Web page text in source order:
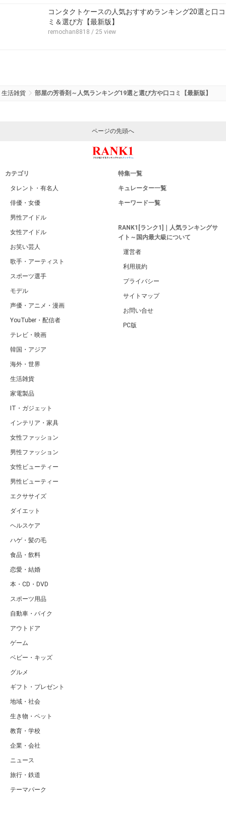
コンタクトケースの人気おすすめランキング20選と口コ
ミ＆選び方【最新版】
remochan8818 / 25 view
生活雑貨 部屋の芳香剤～人気ランキング19選と選び方や口コミ【最新版】
ページの先頭へ
カテゴリ
タレント・有名人
俳優・女優
男性アイドル
女性アイドル
お笑い芸人
歌手・アーティスト
スポーツ選手
モデル
声優・アニメ・漫画
YouTuber・配信者
テレビ・映画
韓国・アジア
海外・世界
生活雑貨
家電製品
IT・ガジェット
インテリア・家具
女性ファッション
男性ファッション
女性ビューティー
男性ビューティー
エクササイズ
ダイエット
ヘルスケア
ハゲ・髪の毛
食品・飲料
恋愛・結婚
本・CD・DVD
スポーツ用品
自動車・バイク
アウトドア
ゲーム
ベビー・キッズ
グルメ
ギフト・プレゼント
地域・社会
生き物・ペット
教育・学校
企業・会社
ニュース
旅行・鉄道
テーマパーク
特集一覧
キュレーター一覧
キーワード一覧
RANK1[ランク1]｜人気ランキングサ
イト～国内最大級について
運営者
利用規約
プライバシー
サイトマップ
お問い合せ
PC版